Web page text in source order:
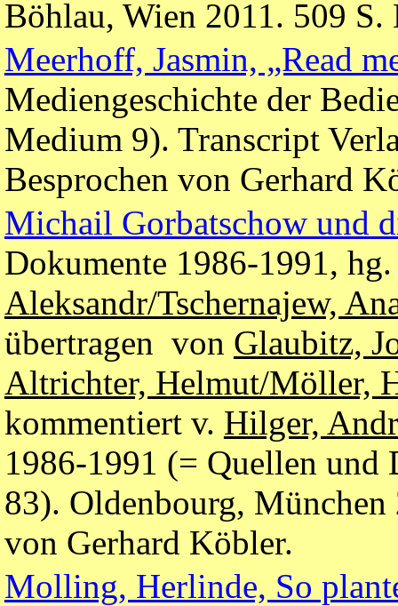
Böhlau, Wien 2011. 509
Meerhoff, Jasmin, „Read
Mediengeschichte der
Medium 9). Transcript
Besprochen von Gerhard
Michail Gorbatschow und
Dokumente 1986-1991,
Aleksandr/Tschernajew,
übertragen von Glaubitz,
Altrichter, Helmut/Möller,
kommentiert v. Hilger,
1986-1991 (= Quellen und
83). Oldenbourg,
von Gerhard Köbler.
Molling, Herlinde, So